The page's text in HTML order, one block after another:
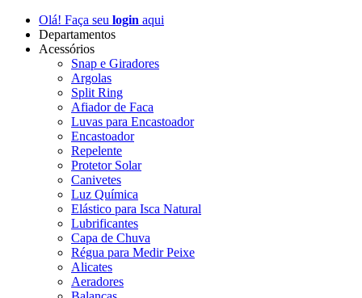
Olá! Faça seu login aqui
Departamentos
Acessórios
Snap e Giradores
Argolas
Split Ring
Afiador de Faca
Luvas para Encastoador
Encastoador
Repelente
Protetor Solar
Canivetes
Luz Química
Elástico para Isca Natural
Lubrificantes
Capa de Chuva
Régua para Medir Peixe
Alicates
Aeradores